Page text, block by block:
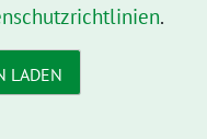
.
LADEN